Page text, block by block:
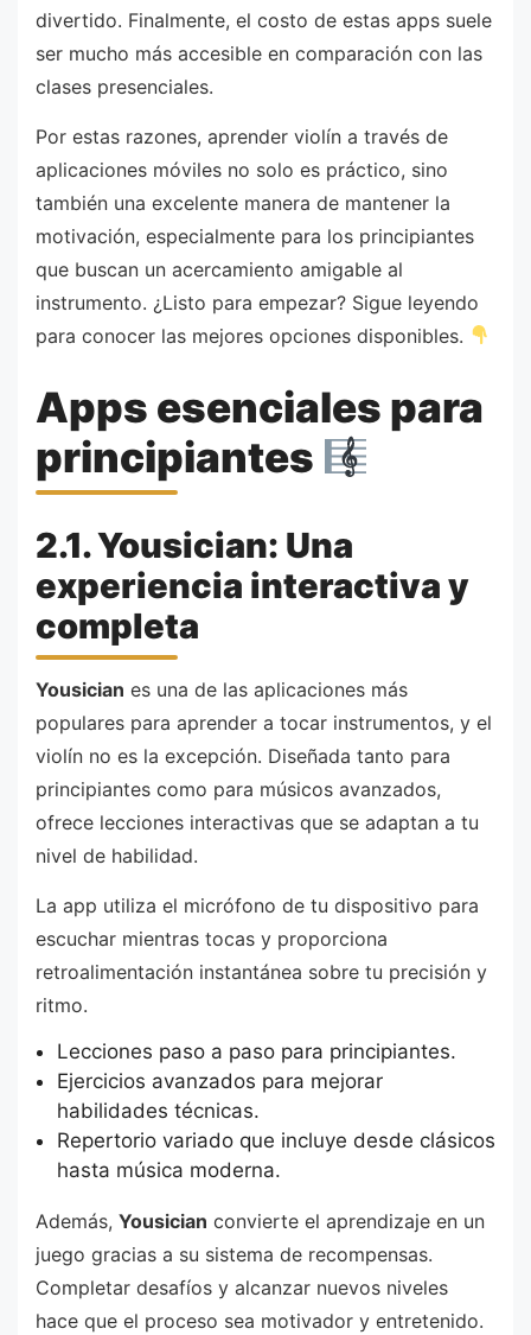
divertido. Finalmente, el costo de estas apps suele
ser mucho más accesible en comparación con las
clases presenciales.
Por estas razones, aprender violín a través de
aplicaciones móviles no solo es práctico, sino
también una excelente manera de mantener la
motivación, especialmente para los principiantes
que buscan un acercamiento amigable al
instrumento. ¿Listo para empezar? Sigue leyendo
para conocer las mejores opciones disponibles.
Apps esenciales para
principiantes
2.1. Yousician: Una
experiencia interactiva y
completa
Yousician es una de las aplicaciones más
populares para aprender a tocar instrumentos, y el
violín no es la excepción. Diseñada tanto para
principiantes como para músicos avanzados,
ofrece lecciones interactivas que se adaptan a tu
nivel de habilidad.
La app utiliza el micrófono de tu dispositivo para
escuchar mientras tocas y proporciona
retroalimentación instantánea sobre tu precisión y
ritmo.
Lecciones paso a paso para principiantes.
Ejercicios avanzados para mejorar
habilidades técnicas.
Repertorio variado que incluye desde clásicos
hasta música moderna.
Además, Yousician convierte el aprendizaje en un
juego gracias a su sistema de recompensas.
Completar desafíos y alcanzar nuevos niveles
hace que el proceso sea motivador y entretenido.